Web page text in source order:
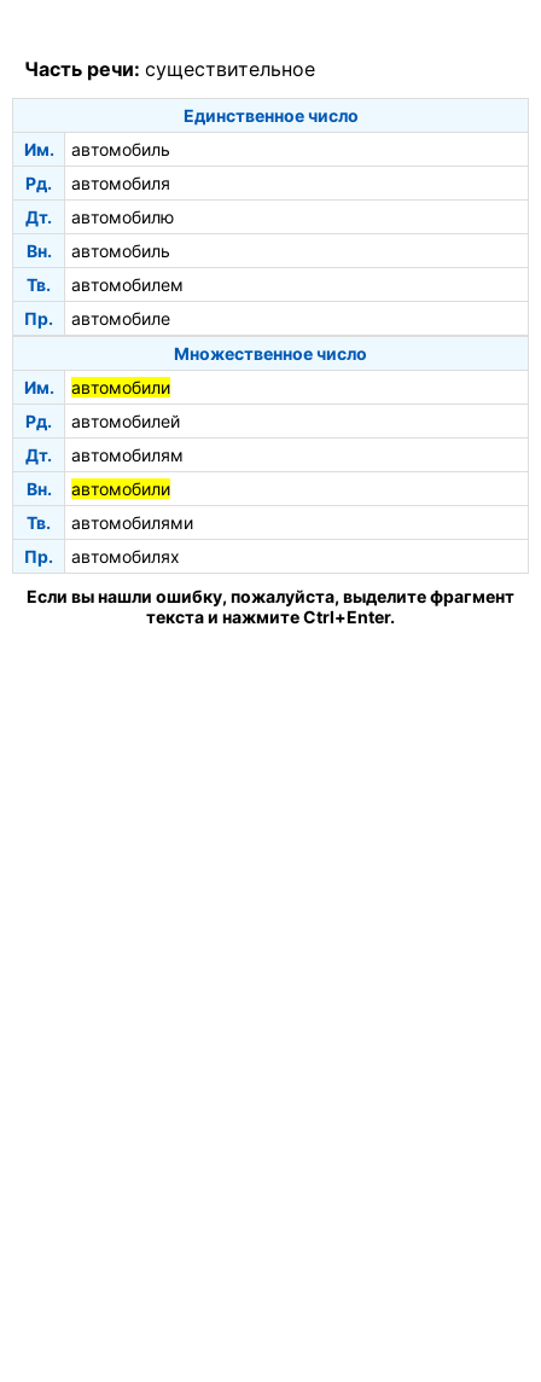
Часть речи: существительное
Единственное число
Им.
автомобиль
Рд.
автомобиля
Дт.
автомобилю
Вн.
автомобиль
Тв.
автомобилем
Пр.
автомобиле
Множественное число
Им.
автомобили
Рд.
автомобилей
Дт.
автомобилям
Вн.
автомобили
Тв.
автомобилями
Пр.
автомобилях
Если вы нашли ошибку, пожалуйста, выделите фрагмент
текста и нажмите Ctrl+Enter.